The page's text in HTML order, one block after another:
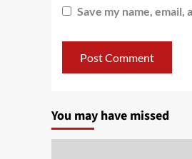
Save my name,
You may have missed